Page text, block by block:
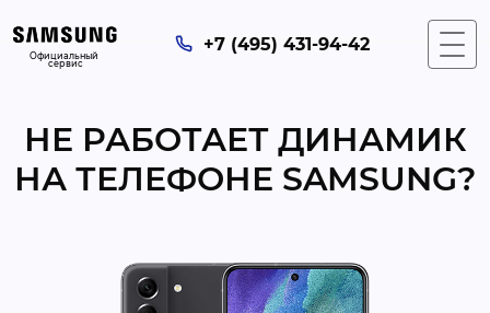
Официальный
сервис
+7 (495) 431-94-42
НЕ РАБОТАЕТ ДИНАМИК
НА ТЕЛЕФОНЕ SAMSUNG?